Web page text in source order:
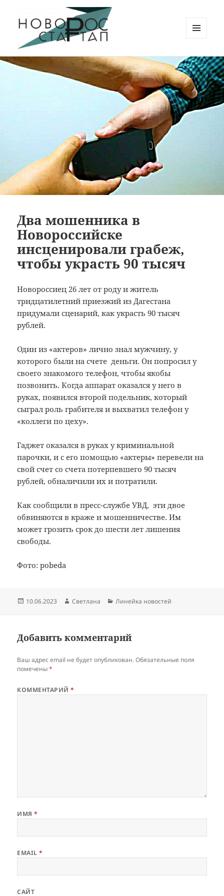
Новорос Стартап
ВИДЖЕТЫ
Два мошенника в
Новороссийске
инсценировали грабеж,
чтобы украсть 90 тысяч
Новороссиец 26 лет от роду и житель
тридцатилетний приезжий из Дагестана
придумали сценарий, как украсть 90 тысяч
рублей.
Один из «актеров» лично знал мужчину, у
которого были на счете деньги. Он попросил у
своего знакомого телефон, чтобы якобы
позвонить. Когда аппарат оказался у него в
руках, появился второй подельник, который
сыграл роль грабителя и выхватил телефон у
«коллеги по цеху».
Гаджет оказался в руках у криминальной
парочки, и с его помощью «актеры» перевели на
свой счет со счета потерпевшего 90 тысяч
рублей, обналичили их и потратили.
Как сообщили в пресс-службе УВД, эти двое
обвиняются в краже и мошенничестве. Им
может грозить срок до шести лет лишения
свободы.
Фото: pobeda
Опубликовано
10.06.2023 Автор
Светлана Рубрики
Линейка новостей
Добавить комментарий
Ваш адрес email не будет опубликован. Обязательные поля
помечены*
КОММЕНТАРИЙ*
ИМЯ*
EMAIL*
САЙТ